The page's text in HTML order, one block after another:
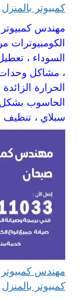
كمبيوتر بالمنزل
مهندس
الكومبيوترات
السوداء ،
، مشاكل وحدات
الحرارة
الحاسوب بشكل
سبلاي ، تنظيف
كمبيوتر بالمنزل